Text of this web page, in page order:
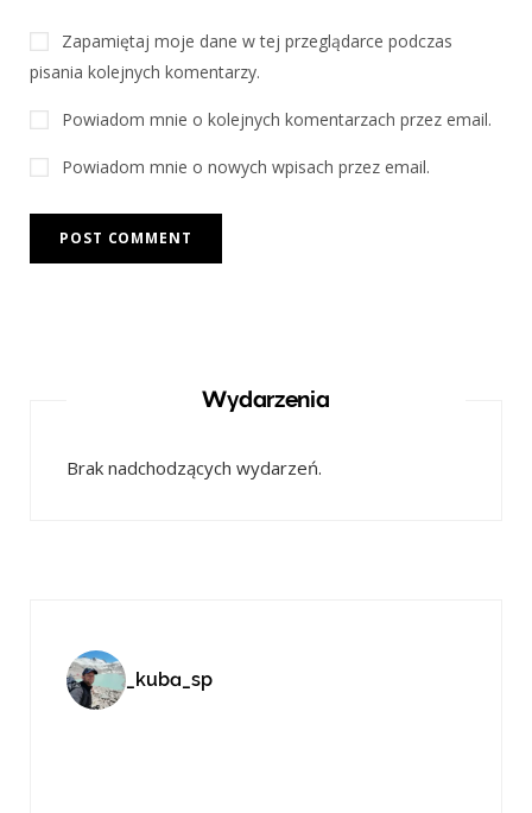
Zapamiętaj moje dane w tej przeglądarce podczas
pisania kolejnych komentarzy.
Powiadom mnie o kolejnych komentarzach przez email.
Powiadom mnie o nowych wpisach przez email.
Wydarzenia
Brak nadchodzących wydarzeń.
_kuba_sp